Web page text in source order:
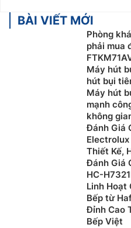
BÀI VIẾT MỚI
Phòng
phải mua
Máy hút
hút bụi
Máy hút
mạnh
không
Đánh Giá
Electrolux
Thiết Kế,
Đánh Giá
HC-
Linh Hoạt
Bếp từ
Đỉnh Cao
Bếp Việt